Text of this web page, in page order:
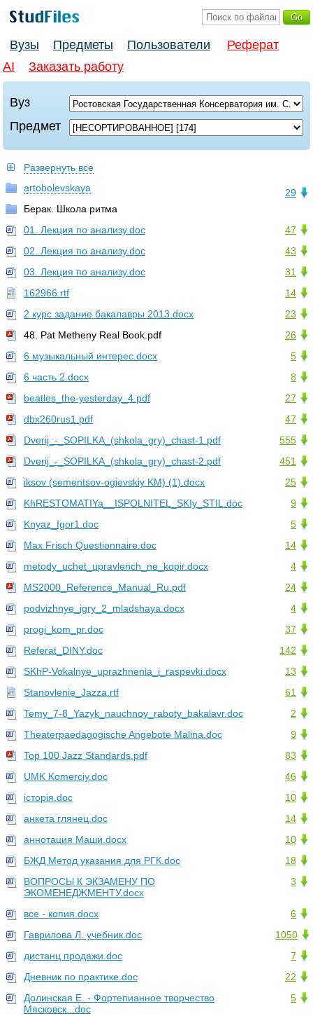
Вузы Предметы Пользователи
Реферат
AI
Заказать работу
Вуз
Предмет
Развернуть все
29
artobolevskaya
Берак. Школа ритма
47
01. Лекция по анализу.doc
43
02. Лекция по анализу.doc
31
03. Лекция по анализу.doc
14
162966.rtf
23
2 курс задание бакалавры 2013.docx
26
48. Pat Metheny Real Book.pdf
5
6 музыкальный интерес.docx
8
6 часть 2.docx
27
beatles_the-yesterday_4.pdf
47
dbx260rus1.pdf
555
Dverij_-_SOPILKA_(shkola_gry)_chast-1.pdf
451
Dverij_-_SOPILKA_(shkola_gry)_chast-2.pdf
25
iksov (sementsov-ogievskiy KM) (1).docx
9
KhRESTOMATIYa__ISPOLNITEL_SKIy_STIL.doc
5
Knyaz_Igor1.doc
14
Max Frisch Questionnaire.doc
4
metody_uchet_upravlench_ne_kopir.docx
24
MS2000_Reference_Manual_Ru.pdf
4
podvizhnye_igry_2_mladshaya.docx
37
progi_kom_pr.doc
142
Referat_DINY.doc
13
SKhP-Vokalnye_uprazhnenia_i_raspevki.docx
61
Stanovlenie_Jazza.rtf
2
Temy_7-8_Yazyk_nauchnoy_raboty_bakalavr.doc
9
Theaterpaedagogische Angebote Malina.doc
83
Top 100 Jazz Standards.pdf
46
UMK Komerciy.doc
10
історія.doc
14
анкета глянец.doc
10
аннотация Маши.docx
18
БЖД Метод указания для РГК.doc
3
ВОПРОСЫ К ЭКЗАМЕНУ ПО
ЭКОМЕНЕДЖМЕНТУ.docx
6
все - копия.docx
1050
Гаврилова Л. учебник.doc
7
дистанц продажи.doc
22
Дневник по практике.doc
5
Долинская Е. - Фортепианное творчество
Мясковск...doc